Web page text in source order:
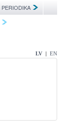
PERIODIKA
LV | EN